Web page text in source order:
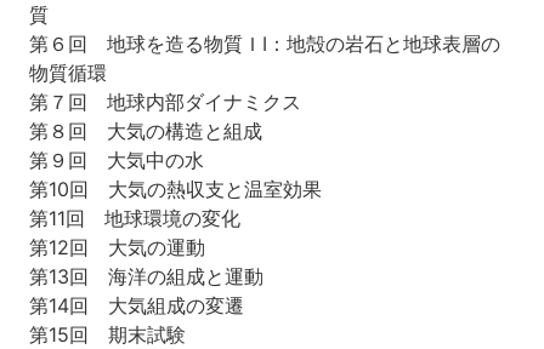
質
第６回 地球を造る物質ＩI：地殻の岩石と地球表層の
物質循環
第７回 地球内部ダイナミクス
第８回 大気の構造と組成
第９回 大気中の水
第10回 大気の熱収支と温室効果
第11回 地球環境の変化
第12回 大気の運動
第13回 海洋の組成と運動
第14回 大気組成の変遷
第15回 期末試験